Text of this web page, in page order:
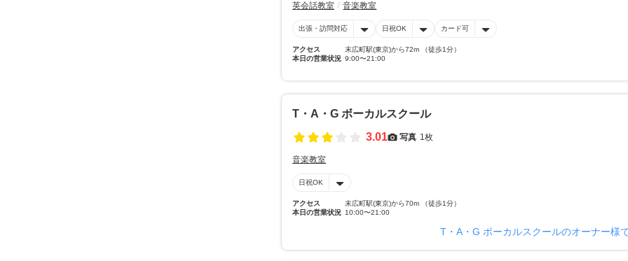
英会話教室 音楽教室
出張・訪問対応 日祝OK カード可
アクセス
末広町駅(東京)から72m （徒歩1分）
本日の営業状況 9:00〜21:00
T・A・G ボーカルスクール
3.01
写真 1枚
音楽教室
日祝OK
アクセス
末広町駅(東京)から70m （徒歩1分）
本日の営業状況 10:00〜21:00
T・A・G ボーカルスクールのオーナー様